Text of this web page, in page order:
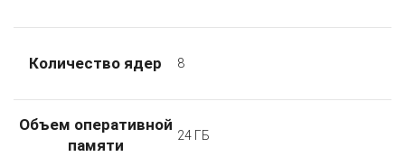
Количество ядер 8
Объем оперативной
памяти
24 ГБ